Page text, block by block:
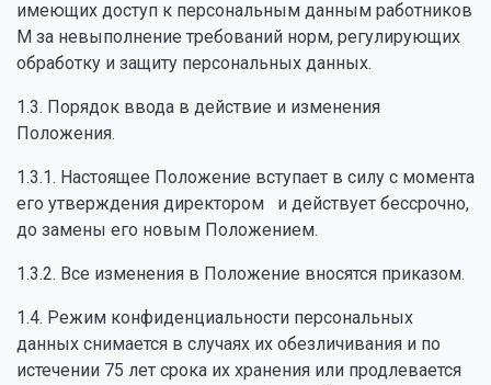
имеющих доступ к персональным данным работников
М за невыполнение требований норм, регулирующих
обработку и защиту персональных данных.
1.3. Порядок ввода в действие и изменения
Положения.
1.3.1. Настоящее Положение вступает в силу с момента
его утверждения директором и действует бессрочно,
до замены его новым Положением.
1.3.2. Все изменения в Положение вносятся приказом.
1.4. Режим конфиденциальности персональных
данных снимается в случаях их обезличивания и по
истечении 75 лет срока их хранения или продлевается